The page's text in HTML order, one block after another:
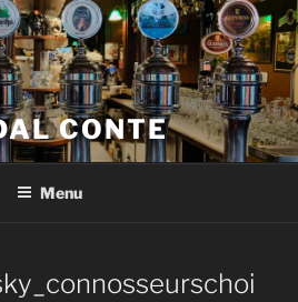
CONTE
Menu